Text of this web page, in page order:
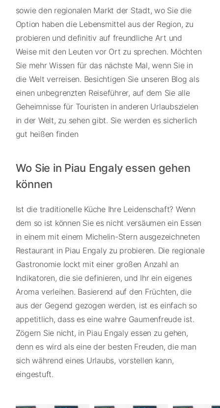
sowie den regionalen Markt der Stadt, wo Sie die
Option haben die Lebensmittel aus der Region, zu
probieren und definitiv auf freundliche Art und
Weise mit den Leuten vor Ort zu sprechen. Möchten
Sie mehr Wissen für das nächste Mal, wenn Sie in
die Welt verreisen. Besichtigen Sie unseren Blog als
einen unbegrenzten Reiseführer, auf dem Sie alle
Geheimnisse für Touristen in anderen Urlaubszielen
in der Welt, zu sehen gibt. Sie werden es sicherlich
gut heißen finden
Wo Sie in Piau Engaly essen gehen
können
Ist die traditionelle Küche Ihre Leidenschaft? Wenn
dem so ist können Sie es nicht versäumen ein Essen
in einem mit einem Michelin-Stern ausgezeichneten
Restaurant in Piau Engaly zu probieren. Die regionale
Gastronomie lockt mit einer großen Anzahl an
Indikatoren, die sie definieren, und Ihr ein eigenes
Aroma verleihen. Basierend auf den Früchten, die
aus der Gegend gezogen werden, ist es einfach so
appetitlich, dass es eine wahre Gaumenfreude ist.
Zögern Sie nicht, in Piau Engaly essen zu gehen,
denn es wird als eine der besten Freuden, die man
sich während eines Urlaubs, vorstellen kann,
eingestuft.